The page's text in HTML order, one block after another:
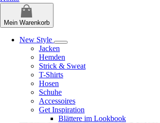
Mein Warenkorb
New Style
Jacken
Hemden
Strick & Sweat
T-Shirts
Hosen
Schuhe
Accessoires
Get Inspiration
Blättere im Lookbook